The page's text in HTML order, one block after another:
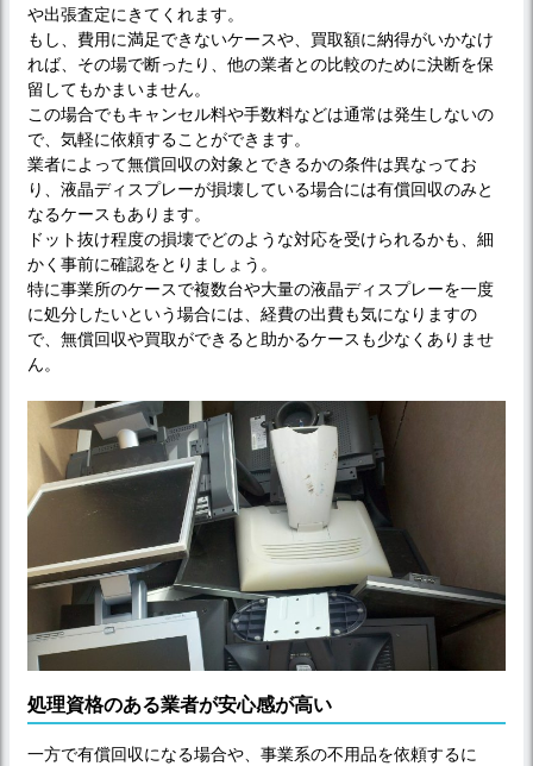
や出張査定にきてくれます。
もし、費用に満足できないケースや、買取額に納得がいかなけ
れば、その場で断ったり、他の業者との比較のために決断を保
留してもかまいません。
この場合でもキャンセル料や手数料などは通常は発生しないの
で、気軽に依頼することができます。
業者によって無償回収の対象とできるかの条件は異なってお
り、液晶ディスプレーが損壊している場合には有償回収のみと
なるケースもあります。
ドット抜け程度の損壊でどのような対応を受けられるかも、細
かく事前に確認をとりましょう。
特に事業所のケースで複数台や大量の液晶ディスプレーを一度
に処分したいという場合には、経費の出費も気になりますの
で、無償回収や買取ができると助かるケースも少なくありませ
ん。
処理資格のある業者が安心感が高い
一方で有償回収になる場合や、事業系の不用品を依頼するに